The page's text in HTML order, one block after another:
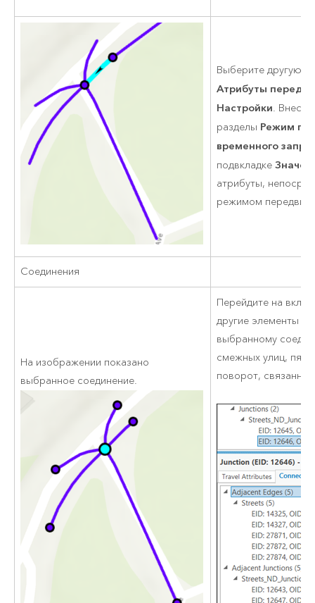
Выберите другую
Атрибуты
Настройки.
разделы Режим
временного
подвкладке
атрибуты,
режимом
Соединения
На изображении показано
выбранное соединение.
Перейдите на
другие элементы
выбранному
смежных улиц,
поворот,